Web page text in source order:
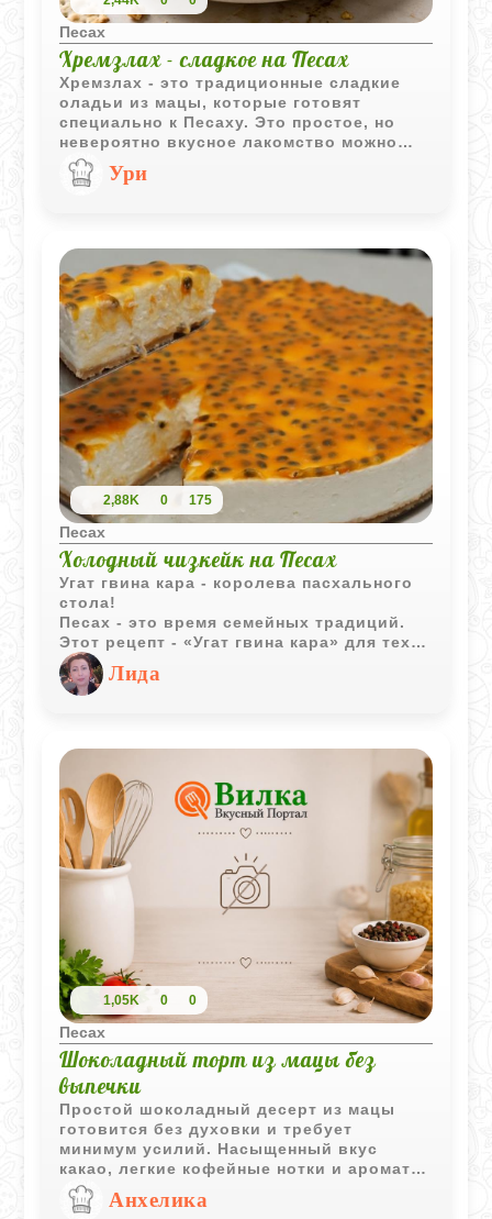
Песах
Хремзлах - сладкое на Песах
Хремзлах - это традиционные сладкие
оладьи из мацы, которые готовят
специально к Песаху. Это простое, но
невероятно вкусное лакомство можно
превратить в настоящий праздничный
десерт с помощью правильной подачи.
Ури
2,88K 0 175
Песах
Холодный чизкейк на Песах
Угат гвина кара - королева пасхального
стола!
Песах - это время семейных традиций.
Этот рецепт - «Угат гвина кара» для тех,
кто хочет приготовить роскошный
десерт, не включая духовку. Особенность
этого торта в его невероятно нежной,
пассифлоры. Её тропическая кислинка и
хрустящие семечки идеально дополняют
сладкий ванильный крем, создавая тот
самый ресторанный вкус прямо у вас
дома.
Лида
1,05K 0 0
Песах
Шоколадный торт из мацы без
выпечки
Простой шоколадный десерт из мацы
готовится без духовки и требует
минимум усилий. Насыщенный вкус
какао, легкие кофейные нотки и аромат
бренди делают этот торт интересным
вариантом для домашнего чаепития.
Анхелика